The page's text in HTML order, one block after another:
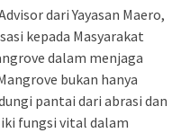
dari Yayasan Maero,
kepada Masyarakat
dalam menjaga
bukan hanya
pantai dari abrasi dan
fungsi vital dalam